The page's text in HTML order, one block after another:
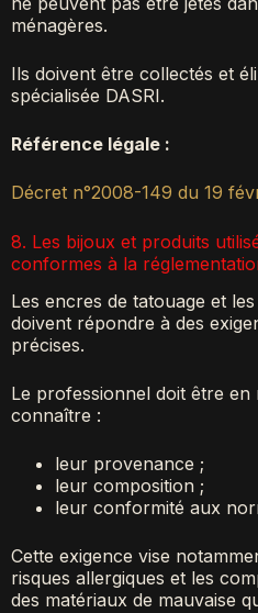
ménagères.
Ils doivent être collectés et
spécialisée DASRI.
Référence légale :
Décret n°2008-149 du 19
8. Les bijoux et produits
conformes à la
Les encres de tatouage et
doivent répondre à des
précises.
Le professionnel doit être en
connaître :
leur provenance ;
leur composition ;
leur conformité aux
Cette exigence vise
risques allergiques et les
des matériaux de mauvaise